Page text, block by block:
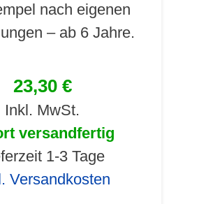
nach eigenen
– ab 6 Jahre.
23,30 €
Inkl. MwSt.
versandfertig
1-3 Tage
Versandkosten